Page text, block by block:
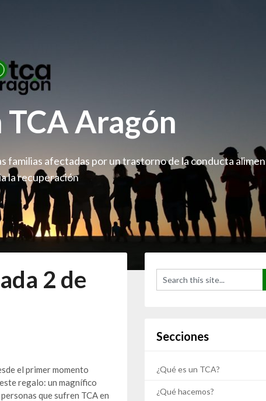
Aragón
familias afectadas por un trastorno de la conducta
la recuperación
2 de
el primer momento
regalo: un magnífico
que sufren TCA en
Secciones
¿Qué es un TCA?
¿Qué hacemos?